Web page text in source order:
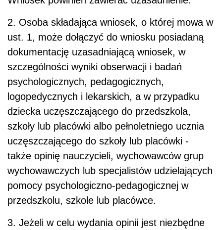
2. Osoba składająca wniosek, o której mowa w
ust. 1, może dołączyć do wniosku posiadaną
dokumentację uzasadniającą wniosek, w
szczególności wyniki obserwacji i badań
psychologicznych, pedagogicznych,
logopedycznych i lekarskich, a w przypadku
dziecka uczęszczającego do przedszkola,
szkoły lub placówki albo pełnoletniego ucznia
uczęszczającego do szkoły lub placówki -
także opinię nauczycieli, wychowawców grup
wychowawczych lub specjalistów udzielających
pomocy psychologiczno-pedagogicznej w
przedszkolu, szkole lub placówce.
3. Jeżeli w celu wydania opinii jest niezbędne